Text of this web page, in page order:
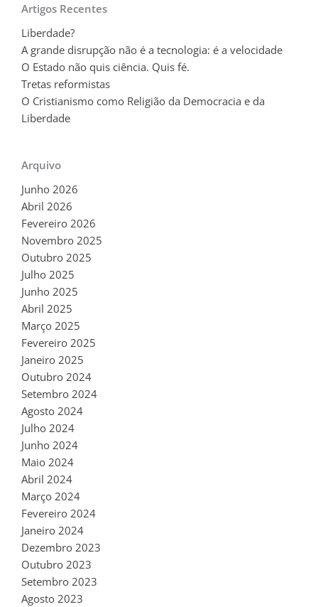
Artigos Recentes
Liberdade?
A grande disrupção não é a tecnologia: é a velocidade
O Estado não quis ciência. Quis fé.
Tretas reformistas
O Cristianismo como Religião da Democracia e da
Liberdade
Arquivo
Junho 2026
Abril 2026
Fevereiro 2026
Novembro 2025
Outubro 2025
Julho 2025
Junho 2025
Abril 2025
Março 2025
Fevereiro 2025
Janeiro 2025
Outubro 2024
Setembro 2024
Agosto 2024
Julho 2024
Junho 2024
Maio 2024
Abril 2024
Março 2024
Fevereiro 2024
Janeiro 2024
Dezembro 2023
Outubro 2023
Setembro 2023
Agosto 2023